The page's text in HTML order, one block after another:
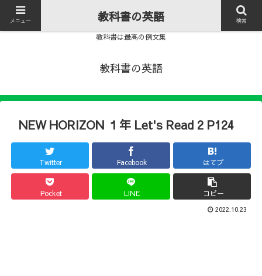
教科書は最高の例文集
教科書の英語
NEW HORIZON １年 Let's Read 2 P124
Twitter Facebook はてブ
Pocket LINE コピー
2022.10.23
メニュー 教科書の英語 検索